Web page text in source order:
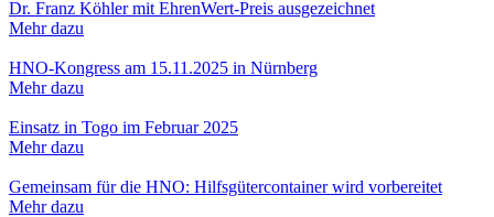
Dr. Franz Köhler mit EhrenWert-Preis ausgezeichnet
Mehr dazu
HNO-Kongress am 15.11.2025 in Nürnberg
Mehr dazu
Einsatz in Togo im Februar 2025
Mehr dazu
Gemeinsam für die HNO: Hilfsgütercontainer wird vorbereitet
Mehr dazu